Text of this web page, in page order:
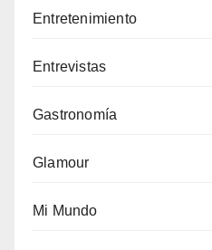
Entretenimiento
Entrevistas
Gastronomía
Glamour
Mi Mundo